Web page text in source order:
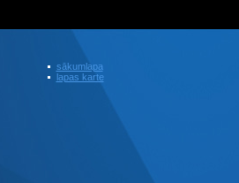
sākumlapa
lapas karte